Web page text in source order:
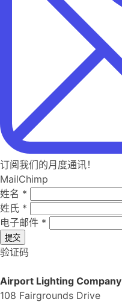
订阅我们的月度通讯！
MailChimp
姓名 *
姓氏 *
电子邮件 *
提交
验证码
Airport Lighting Company
108 Fairgrounds Drive